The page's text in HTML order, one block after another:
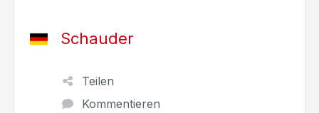
Schauder
Teilen
Kommentieren